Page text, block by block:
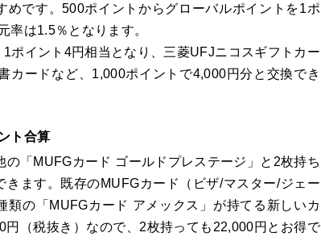
めです。500ポイントからグローバルポイントを1ポ
率は1.5％となります。
ポイント4円相当となり、三菱UFJニコスギフトカー
カードなど、1,000ポイントで4,000円分と交換でき
ト合算
「MUFGカード ゴールドプレステージ」と2枚持ち
ます。既存のMUFGカード（ビザ/マスター/ジェー
類の「MUFGカード アメックス」が持てる新しいカ
（税抜き）なので、2枚持っても22,000円とお得で